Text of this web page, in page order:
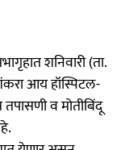
शनिवारी (ता.
आय हॉस्पिटल-
व मोतीबिंदू